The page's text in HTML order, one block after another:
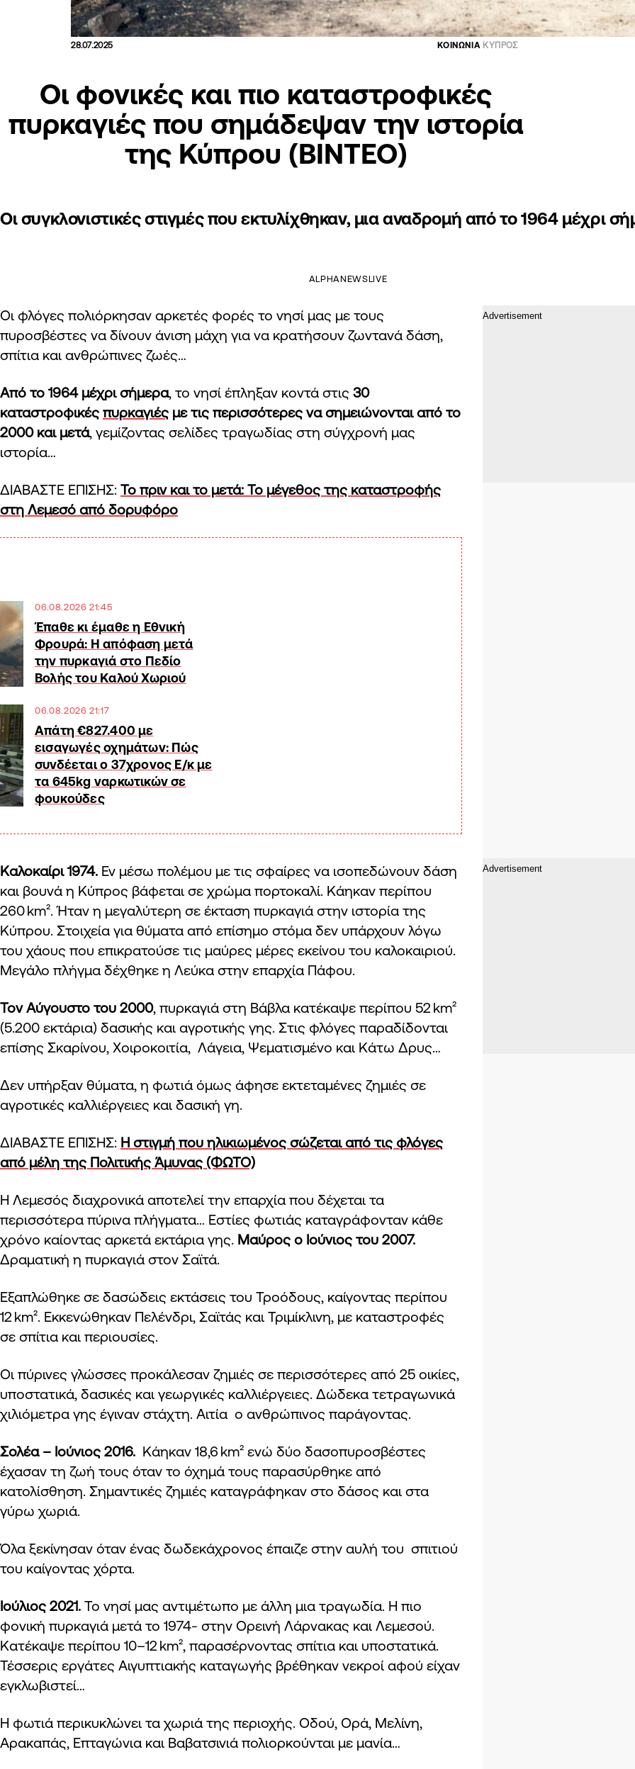
28.07.2025 ΚΟΙΝΩΝΙΑ ΚΥΠΡΟΣ
Οι φονικές και πιο καταστροφικές
πυρκαγιές που σημάδεψαν την ιστορία
της Κύπρου (ΒΙΝΤΕΟ)
Οι συγκλονιστικές στιγμές που εκτυλίχθηκαν, μια αναδρομή από το 1964 μέχρι
ALPHANEWSLIVE
Οι φλόγες πολιόρκησαν αρκετές φορές το νησί μας με τους
πυροσβέστες να δίνουν άνιση μάχη για να κρατήσουν ζωντανά δάση,
σπίτια και ανθρώπινες ζωές…
Από το 1964 μέχρι σήμερα, το νησί έπληξαν κοντά στις 30
καταστροφικές πυρκαγιές με τις περισσότερες να σημειώνονται από το
2000 και μετά, γεμίζοντας σελίδες τραγωδίας στη σύγχρονή μας
ιστορία…
ΔΙΑΒΑΣΤΕ ΕΠΙΣΗΣ: Το πριν και το μετά: Το μέγεθος της καταστροφής
στη Λεμεσό από δορυφόρο
06.08.2026 21:45
Έπαθε κι έμαθε η Εθνική
Φρουρά: Η απόφαση μετά
την πυρκαγιά στο Πεδίο
Βολής του Καλού Χωριού
06.08.2026 21:17
Απάτη €827.400 με
εισαγωγές οχημάτων: Πώς
συνδέεται ο 37χρονος Ε/κ με
τα 645kg ναρκωτικών σε
φουκούδες
Καλοκαίρι 1974. Εν μέσω πολέμου με τις σφαίρες να ισοπεδώνουν δάση
και βουνά η Κύπρος βάφεται σε χρώμα πορτοκαλί. Κάηκαν περίπου
260 km². Ήταν η μεγαλύτερη σε έκταση πυρκαγιά στην ιστορία της
Κύπρου. Στοιχεία για θύματα από επίσημο στόμα δεν υπάρχουν λόγω
του χάους που επικρατούσε τις μαύρες μέρες εκείνου του καλοκαιριού.
Μεγάλο πλήγμα δέχθηκε η Λεύκα στην επαρχία Πάφου.
Τον Αύγουστο του 2000, πυρκαγιά στη Βάβλα κατέκαψε περίπου 52 km²
(5.200 εκτάρια) δασικής και αγροτικής γης. Στις φλόγες παραδίδονται
επίσης Σκαρίνου, Χοιροκοιτία, Λάγεια, Ψεματισμένο και Κάτω Δρυς…
Δεν υπήρξαν θύματα, η φωτιά όμως άφησε εκτεταμένες ζημιές σε
αγροτικές καλλιέργειες και δασική γη.
ΔΙΑΒΑΣΤΕ ΕΠΙΣΗΣ: Η στιγμή που ηλικιωμένος σώζεται από τις φλόγες
από μέλη της Πολιτικής Άμυνας (ΦΩΤΟ)
Η Λεμεσός διαχρονικά αποτελεί την επαρχία που δέχεται τα
περισσότερα πύρινα πλήγματα… Εστίες φωτιάς καταγράφονταν κάθε
χρόνο καίοντας αρκετά εκτάρια γης. Μαύρος ο Ιούνιος του 2007.
Δραματική η πυρκαγιά στον Σαϊτά.
Εξαπλώθηκε σε δασώδεις εκτάσεις του Τροόδους, καίγοντας περίπου
12 km². Εκκενώθηκαν Πελένδρι, Σαϊτάς και Τριμίκλινη, με καταστροφές
σε σπίτια και περιουσίες.
Οι πύρινες γλώσσες προκάλεσαν ζημιές σε περισσότερες από 25 οικίες,
υποστατικά, δασικές και γεωργικές καλλιέργειες. Δώδεκα τετραγωνικά
χιλιόμετρα γης έγιναν στάχτη. Αιτία ο ανθρώπινος παράγοντας.
Σολέα – Ιούνιος 2016. Κάηκαν 18,6 km² ενώ δύο δασοπυροσβέστες
έχασαν τη ζωή τους όταν το όχημά τους παρασύρθηκε από
κατολίσθηση. Σημαντικές ζημιές καταγράφηκαν στο δάσος και στα
γύρω χωριά.
Όλα ξεκίνησαν όταν ένας δωδεκάχρονος έπαιζε στην αυλή του σπιτιού
του καίγοντας χόρτα.
Ιούλιος 2021. Το νησί μας αντιμέτωπο με άλλη μια τραγωδία. Η πιο
φονική πυρκαγιά μετά το 1974- στην Ορεινή Λάρνακας και Λεμεσού.
Κατέκαψε περίπου 10–12 km², παρασέρνοντας σπίτια και υποστατικά.
Τέσσερις εργάτες Αιγυπτιακής καταγωγής βρέθηκαν νεκροί αφού είχαν
εγκλωβιστεί…
Η φωτιά περικυκλώνει τα χωριά της περιοχής. Οδού, Ορά, Μελίνη,
Αρακαπάς, Επταγώνια και Βαβατσινιά πολιορκούνται με μανία…